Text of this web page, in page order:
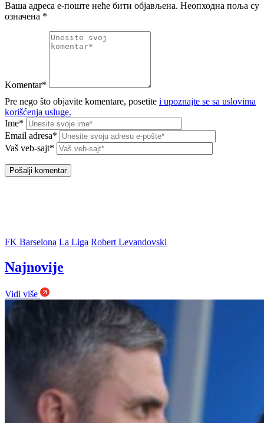
Ваша адреса е-поште неће бити објављена. Неопходна поља су
означена *
Komentar*
Pre nego što objavite komentare, posetite i upoznajte se sa uslovima
korišćenja usluge.
Ime*
Email adresa*
Vaš veb-sajt*
FK Barselona La Liga Robert Levandovski
Najnovije
Vidi više